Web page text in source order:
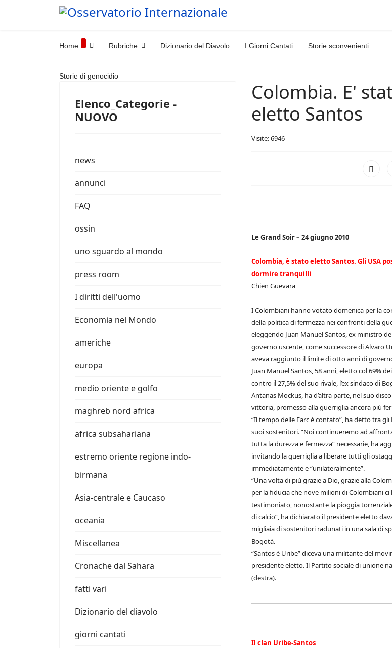
Home Rubriche Dizionario del Diavolo I Giorni Cantati Storie sconvenienti
Storie di genocidio
Elenco_Categorie -
NUOVO
news
annunci
FAQ
ossin
uno sguardo al mondo
press room
I diritti dell'uomo
Economia nel Mondo
americhe
europa
medio oriente e golfo
maghreb nord africa
africa subsahariana
estremo oriente regione indo-
birmana
Asia-centrale e Caucaso
oceania
Miscellanea
Cronache dal Sahara
fatti vari
Dizionario del diavolo
giorni cantati
Colombia. E'
eletto Santos
Visite: 6946
Le Grand Soir – 24 giugno 2010
Colombia, è stato eletto Santos. Gli USA
dormire tranquilli
Chien Guevara
I Colombiani hanno votato domenica per la
della politica di fermezza nei confronti della
eleggendo Juan Manuel Santos, ex ministro
governo uscente, come successore di Alvaro
aveva raggiunto il limite di otto anni di
Juan Manuel Santos, 58 anni, eletto col 69%
contro il 27,5% del suo rivale, l’ex sindaco di
Antanas Mockus, ha d’altra parte, nel suo
vittoria, promesso alla guerriglia ancora più
“Il tempo delle Farc è contato”, ha detto tra gli
suoi sostenitori. “Noi continueremo ad
tutta la durezza e fermezza” necessarie, ha
invitando la guerriglia a liberare tutti gli
immediatamente e “unilateralmente”.
“Una volta di più grazie a Dio, grazie alla
per la fiducia che nove milioni di Colombiani ci
testimoniato, nonostante la pioggia
di calcio”, ha dichiarato il presidente eletto
migliaia di sostenitori radunati in una sala di
Bogotà.
“Santos è Uribe” diceva una militante del
presidente eletto. Il Partito sociale di unione
(destra).
Il clan Uribe-Santos